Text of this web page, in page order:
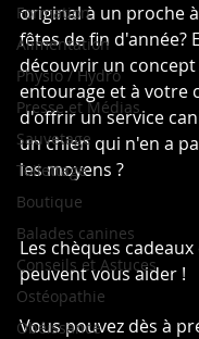
Formation
Alimentation
Physio / Hydro
Presse et Médias
Sauvetage
Toilettage
Boutique
Balades canines
Conseils et Astuces
Ostéopathie
Obéissance
original à un proche
fêtes de fin d'année?
découvrir un
entourage et à votre
d'offrir un service
un chien qui n'en a
les moyens ?
Les chèques cadeaux
peuvent vous aider !
Vous pouvez dès à